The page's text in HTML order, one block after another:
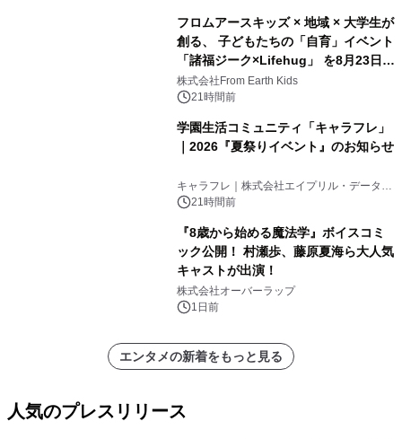
フロムアースキッズ × 地域 × 大学生が
創る、 子どもたちの「自育」イベント
「諸福ジーク×Lifehug」 を8月23日
(日)開催
株式会社From Earth Kids
21時間前
学園生活コミュニティ「キャラフレ」
｜2026『夏祭りイベント』のお知らせ
キャラフレ｜株式会社エイプリル・データ・
デザインズ
21時間前
『8歳から始める魔法学』ボイスコミ
ック公開！ 村瀬歩、藤原夏海ら大人気
キャストが出演！
株式会社オーバーラップ
1日前
エンタメの新着をもっと見る
人気のプレスリリース